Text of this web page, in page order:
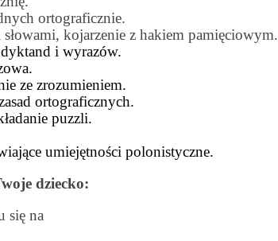
ortograficznie.
kojarzenie z hakiem pamięciowym.
dyktand i wyrazów.
ze zrozumieniem.
ortograficznych.
puzzli.
umiejętności polonistyczne.
dziecko:
się na